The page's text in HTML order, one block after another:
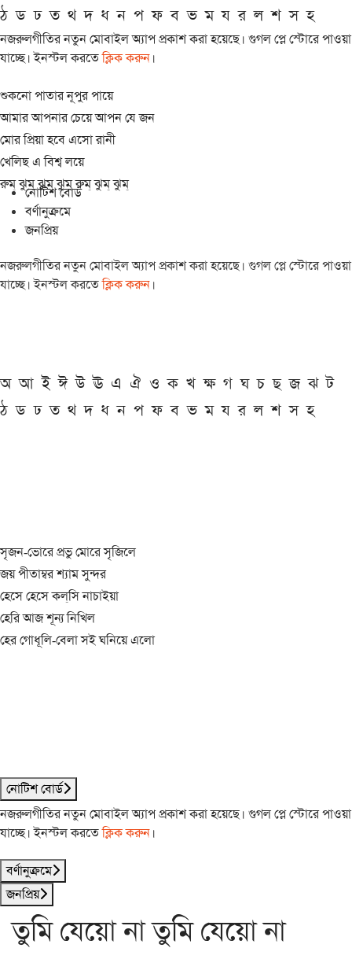
ঠ ড ঢ ত থ দ ধ ন প ফ ব ভ ম য র ল শ স হ
নজরুলগীতির নতুন মোবাইল অ্যাপ প্রকাশ করা হয়েছে। গুগল প্লে স্টোরে পাওয়া
যাচ্ছে। ইনস্টল করতেক্লিক করুন।
শুকনো পাতার নূপুর পায়ে
আমার আপনার চেয়ে আপন যে জন
মোর প্রিয়া হবে এসো রানী
খেলিছ এ বিশ্ব লয়ে
রুম্ ঝুম্ ঝুম্ ঝুম্ রুম্ ঝুম্ ঝুম্
নোটিশ বোর্ড
বর্ণানুক্রমে
জনপ্রিয়
নজরুলগীতির নতুন মোবাইল অ্যাপ প্রকাশ করা হয়েছে। গুগল প্লে স্টোরে পাওয়া
যাচ্ছে। ইনস্টল করতেক্লিক করুন।
অ আ ই ঈ উ ঊ এ ঐ ও ক খ ক্ষ গ ঘ চ ছ জ ঝ ট
ঠ ড ঢ ত থ দ ধ ন প ফ ব ভ ম য র ল শ স হ
সৃজন-ভোরে প্রভু মোরে সৃজিলে
জয় পীতাম্বর শ্যাম সুন্দর
হেসে হেসে কল্‌সি নাচাইয়া
হেরি আজ শূন্য নিখিল
হের গোধূলি-বেলা সই ঘনিয়ে এলো
নোটিশ বোর্ড
নজরুলগীতির নতুন মোবাইল অ্যাপ প্রকাশ করা হয়েছে। গুগল প্লে স্টোরে পাওয়া
যাচ্ছে। ইনস্টল করতেক্লিক করুন।
বর্ণানুক্রমে
জনপ্রিয়
তুমি যেয়ো না তুমি যেয়ো না